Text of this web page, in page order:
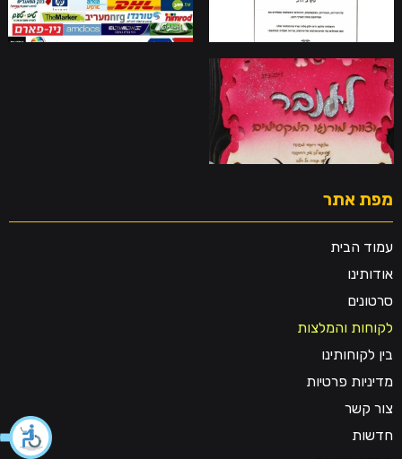
מפת אתר
עמוד הבית
אודותינו
סרטונים
לקוחות והמלצות
בין לקוחותינו
מדיניות פרטיות
צור קשר
חדשות